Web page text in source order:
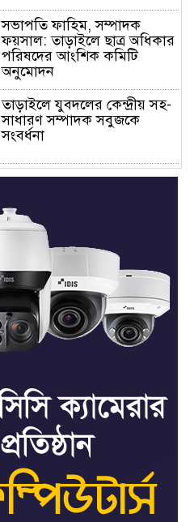
সভাপতি ফাহিম, সম্পাদক
ফয়সাল: তাড়াইলে ছাত্র অধিকার
পরিষদের আংশিক কমিটি
অনুমোদন
তাড়াইলে যুবদলের কেন্দ্রীয় সহ-
সাধারণ সম্পাদক সবুজকে
সংবর্ধনা
৪ মন্ত্রণালয়ে নতুন সচিব নিয়োগ,
শেখ হাসিনার সঙ্গে পালানোর
ফ্লাইট কীভাবে মিস করেছিলেন
সালমান এফ রহমান
ভাত রান্নার সময় নরম হয়ে গেলে
কী করবেন
মৃত্যুদণ্ড বাদ না দেওয়ায়
প্রত্যক্ষদর্শীদের তথ্য দেয়নি
জাতিসংঘ: ট্রাইব্যুনালকে
প্রসিকিউটর
তাড়াইলে রাউতি মানবসেবা
ফাউন্ডেশনের আয়োজনে কাফন-
দাফন বিষয়ক বিশেষ প্রশিক্ষণ